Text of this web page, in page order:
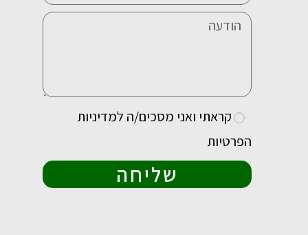
קראתי ואני מסכים/ה למדיניות
הפרטיות
שליחה